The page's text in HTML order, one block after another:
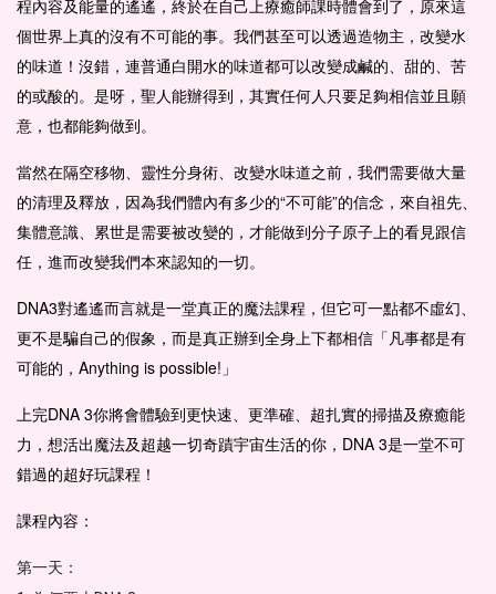
程內容及能量的遙遙，終於在自己上療癒師課時體會到了，原來這
個世界上真的沒有不可能的事。我們甚至可以透過造物主，改變水
的味道！沒錯，連普通白開水的味道都可以改變成鹹的、甜的、苦
的或酸的。是呀，聖人能辦得到，其實任何人只要足夠相信並且願
意，也都能夠做到。
當然在隔空移物、靈性分身術、改變水味道之前，我們需要做大量
的清理及釋放，因為我們體內有多少的“不可能”的信念，來自祖先、
集體意識、累世是需要被改變的，才能做到分子原子上的看見跟信
任，進而改變我們本來認知的一切。
DNA3對遙遙而言就是一堂真正的魔法課程，但它可一點都不虛幻、
更不是騙自己的假象，而是真正辦到全身上下都相信「凡事都是有
可能的，Anything is possible!」
上完DNA 3你將會體驗到更快速、更準確、超扎實的掃描及療癒能
力，想活出魔法及超越一切奇蹟宇宙生活的你，DNA 3是一堂不可
錯過的超好玩課程！
課程內容：
第一天：